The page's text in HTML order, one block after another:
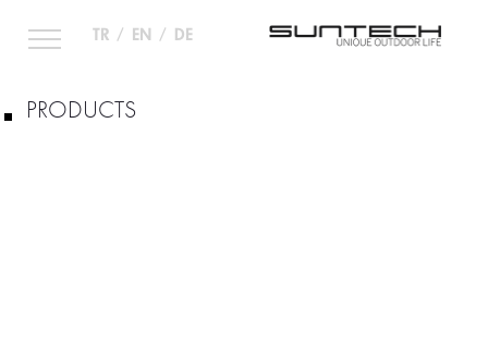
TR / EN / DE
PRODUCTS